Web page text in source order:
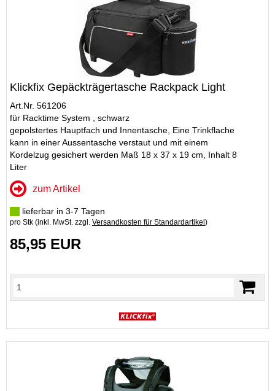
Klickfix Gepäckträgertasche Rackpack Light
Art.Nr. 561206
für Racktime System , schwarz
gepolstertes Hauptfach und Innentasche, Eine Trinkflache
kann in einer Aussentasche verstaut und mit einem
Kordelzug gesichert werden Maß 18 x 37 x 19 cm, Inhalt 8
Liter
zum Artikel
lieferbar in 3-7 Tagen
pro Stk (inkl. MwSt. zzgl. Versandkosten für Standardartikel)
85,95 EUR